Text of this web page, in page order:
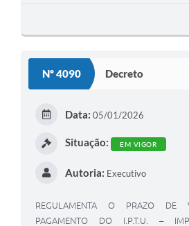
Nº 4090 Decreto
Data: 05/01/2026
Situação: EM VIGOR
Autoria: Executivo
REGULAMENTA O PRAZO DE
PAGAMENTO DO I.P.T.U. –